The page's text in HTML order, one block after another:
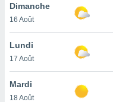
la
du
en
Dimanche
16 Août
Lundi
17 Août
Mardi
18 Août